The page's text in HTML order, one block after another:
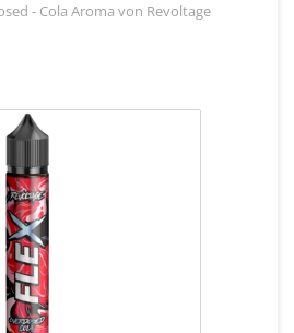
- Cola Aroma von Revoltage